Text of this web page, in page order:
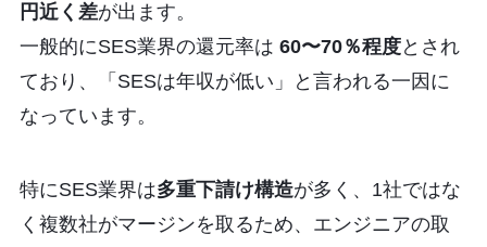
円近く差が出ます。
一般的にSES業界の還元率は 60〜70％程度とされ
ており、「SESは年収が低い」と言われる一因に
なっています。
特にSES業界は多重下請け構造が多く、1社ではな
く複数社がマージンを取るため、エンジニアの取